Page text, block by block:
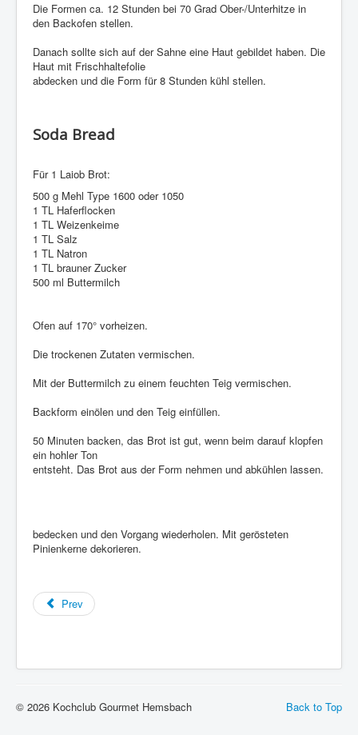
Die Formen ca. 12 Stunden bei 70 Grad Ober-/Unterhitze in
den Backofen stellen.
Danach sollte sich auf der Sahne eine Haut gebildet haben. Die
Haut mit Frischhaltefolie
abdecken und die Form für 8 Stunden kühl stellen.
Soda Bread
Für 1 Laiob Brot:
500 g Mehl Type 1600 oder 1050
1 TL Haferflocken
1 TL Weizenkeime
1 TL Salz
1 TL Natron
1 TL brauner Zucker
500 ml Buttermilch
Ofen auf 170° vorheizen.
Die trockenen Zutaten vermischen.
Mit der Buttermilch zu einem feuchten Teig vermischen.
Backform einölen und den Teig einfüllen.
50 Minuten backen, das Brot ist gut, wenn beim darauf klopfen
ein hohler Ton
entsteht. Das Brot aus der Form nehmen und abkühlen lassen.
bedecken und den Vorgang wiederholen. Mit gerösteten
Pinienkerne dekorieren.
Prev
Back to Top
© 2026 Kochclub Gourmet Hemsbach